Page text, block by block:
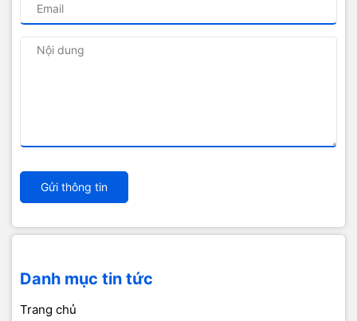
Gửi thông tin
Danh mục tin tức
Trang chủ